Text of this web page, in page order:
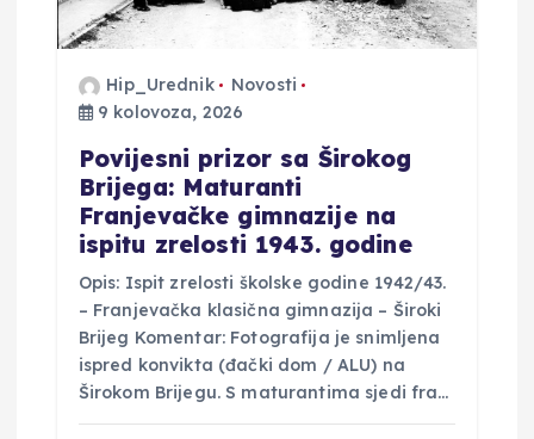
Hip_Urednik
Novosti
9 kolovoza, 2026
Povijesni prizor sa Širokog
Brijega: Maturanti
Franjevačke gimnazije na
ispitu zrelosti 1943. godine
Opis: Ispit zrelosti školske godine 1942/43.
– Franjevačka klasična gimnazija – Široki
Brijeg Komentar: Fotografija je snimljena
ispred konvikta (đački dom / ALU) na
Širokom Brijegu. S maturantima sjedi fra…